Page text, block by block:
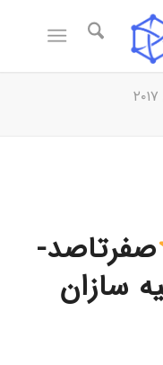
صفرتاصد-
سازان